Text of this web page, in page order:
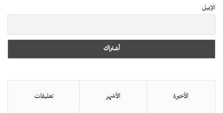
الإيميل
الأخيرة الأشهر تعليقات